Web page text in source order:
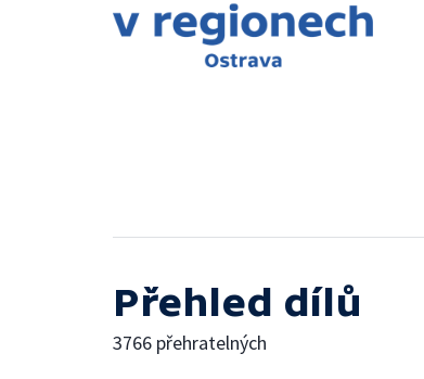
Přehled dílů
3766 přehratelných